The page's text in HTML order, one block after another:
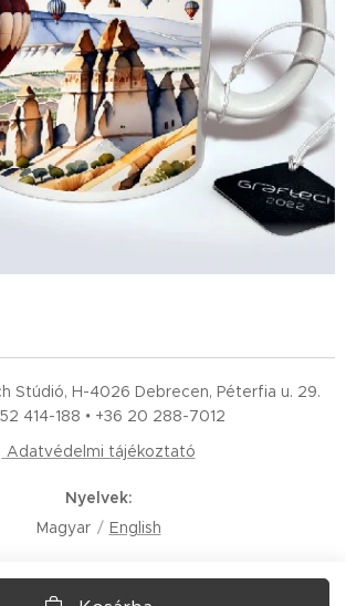
Stúdió, H-4026 Debrecen, Péterfia u. 29.
414-188 • +36 20 288-7012
Adatvédelmi tájékoztató
Nyelvek
Magyar
English